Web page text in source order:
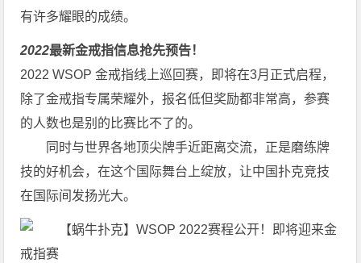
有许多耀眼的成绩。
2022最新金戒指信息抢先预告！
2022 WSOP 金戒指线上巡回赛，即将在3月正式启程，
除了金戒指专属荣耀外，报名低但奖励都非常高，参赛
的人数也是别的比赛比不了的。
同时与世界各地顶尖牌手近距离交流，正是磨练牌
技的好机会，在这个国际舞台上绽放，让中国扑克竞技
在国际间发扬光大。